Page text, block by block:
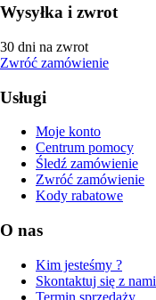
Wysyłka i zwrot
30 dni na zwrot
Zwróć zamówienie
Usługi
Moje konto
Centrum pomocy
Śledź zamówienie
Zwróć zamówienie
Kody rabatowe
O nas
Kim jesteśmy ?
Skontaktuj się z nami
Termin sprzedaży